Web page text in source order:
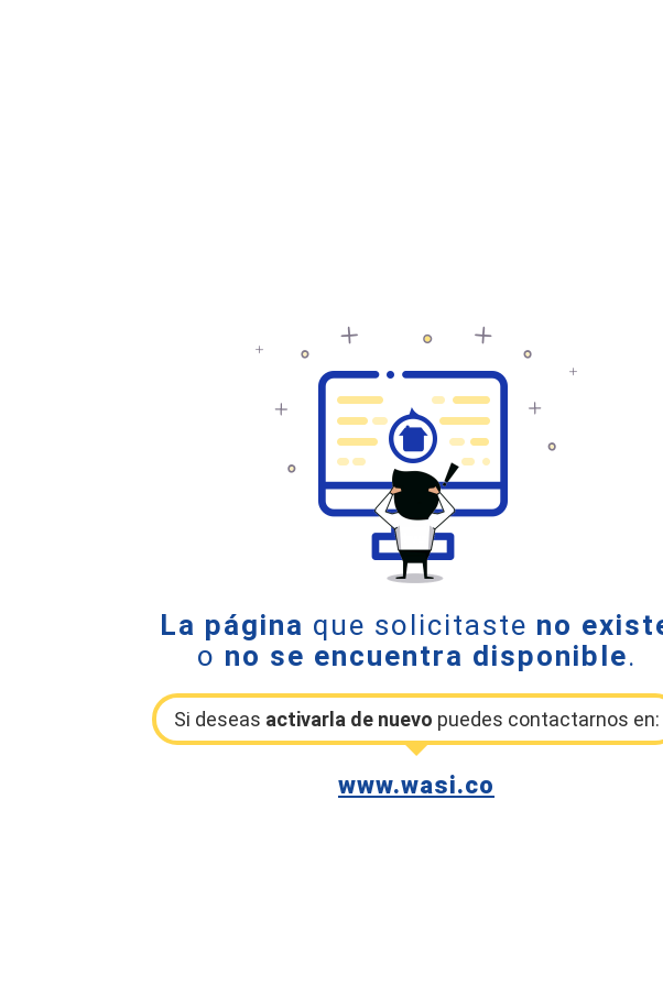
La página que solicitaste no
o no se encuentra disponible.
Si deseas activarla de nuevo puedes contactarnos en:
www.wasi.co